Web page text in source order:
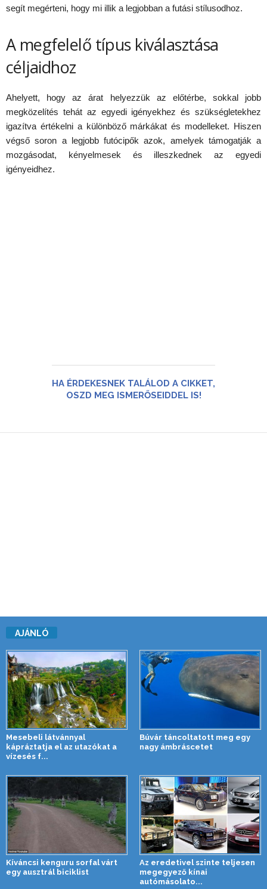
segít megérteni, hogy mi illik a legjobban a futási stílusodhoz.
A megfelelő típus kiválasztása
céljaidhoz
Ahelyett, hogy az árat helyezzük az előtérbe, sokkal jobb
megközelítés tehát az egyedi igényekhez és szükségletekhez
igazítva értékelni a különböző márkákat és modelleket. Hiszen
végső soron a legjobb futócipők azok, amelyek támogatják a
mozgásodat, kényelmesek és illeszkednek az egyedi
igényeidhez.
HA ÉRDEKESNEK TALÁLOD A CIKKET,
OSZD MEG ISMERŐSEIDDEL IS!
AJÁNLÓ
Mesebeli látvánnyal
kápráztatja el az utazókat a
vízesés f...
Búvár táncoltatott meg egy
nagy ámbráscetet
Kíváncsi kenguru sorfal várt
egy ausztrál biciklist
Az eredetivel szinte teljesen
megegyező kínai
autómásolato...